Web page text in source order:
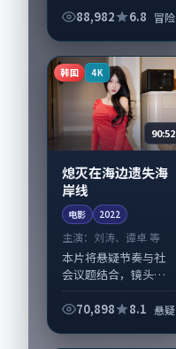
灯》由郭帆掌舵，沈
日本城市质感，适合
偏好...
88,982 6.8 冒险
韩国 4K
90:52
熄灭在海边遗失海
岸线
电影 2022
主演： 刘涛、谭卓 等
本片将悬疑节奏与社
会议题结合，镜头语
《熄灭在海边遗失海
70,898 8.1 悬疑